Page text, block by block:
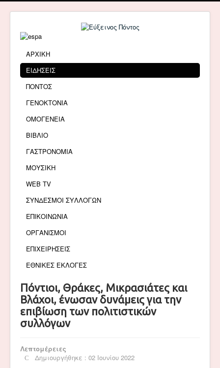
ΑΡΧΙΚΗ
ΕΙΔΗΣΕΙΣ
ΠΟΝΤΟΣ
ΓΕΝΟΚΤΟΝΙΑ
ΟΜΟΓΕΝΕΙΑ
ΒΙΒΛΙΟ
ΓΑΣΤΡΟΝΟΜΙΑ
ΜΟΥΣΙΚΗ
WEB TV
ΣΥΝΔΕΣΜΟΙ ΣΥΛΛΟΓΩΝ
ΕΠΙΚΟΙΝΩΝΙΑ
ΟΡΓΑΝΙΣΜΟΙ
ΕΠΙΧΕΙΡΗΣΕΙΣ
ΕΘΝΙΚΕΣ ΕΚΛΟΓΕΣ
Πόντιοι, Θράκες, Μικρασιάτες και
Βλάχοι, ένωσαν δυνάμεις για την
επιβίωση των πολιτιστικών
συλλόγων
Λεπτομέρειες
Δημιουργήθηκε : 02 Ιουνίου 2022